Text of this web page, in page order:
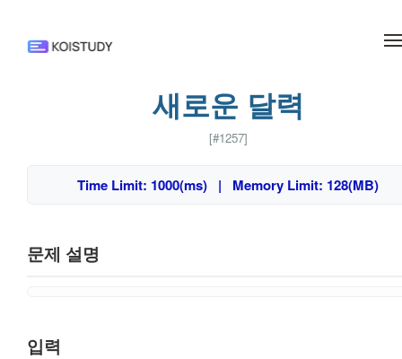
새로운 달력
[#1257]
Time Limit: 1000(ms) | Memory Limit: 128(MB)
문제 설명
입력